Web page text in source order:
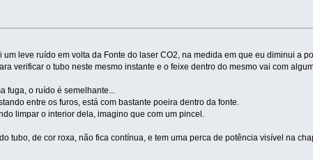
leve ruído em volta da Fonte do laser CO2, na medida em que eu diminui a
verificar o tubo neste mesmo instante e o feixe dentro do mesmo vai com
fuga, o ruído é semelhante...
entre os furos, está com bastante poeira dentro da fonte.
limpar o interior dela, imagino que com um pincel.
tubo, de cor roxa, não fica contínua, e tem uma perca de potência visível na